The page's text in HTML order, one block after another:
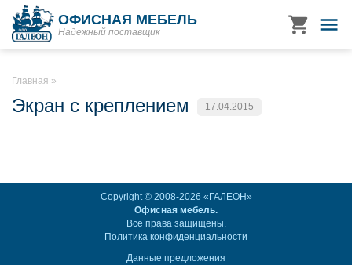
ОФИСНАЯ МЕБЕЛЬ
Надежный поставщик
Главная
Экран с креплением 17.04.2015
Copyright © 2008-2026 «ГАЛЕОН»
Офисная мебель.
Все права защищены.
Политика конфиденциальности
Данные предложения